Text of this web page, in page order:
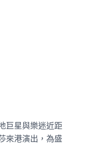
巨星與樂迷近距
來港演出，為盛